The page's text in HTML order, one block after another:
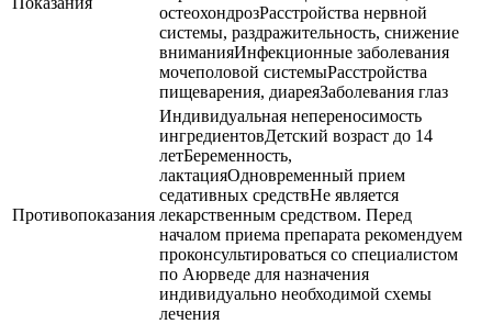
остеохондрозРасстройства нервной
системы, раздражительность, снижение
вниманияИнфекционные заболевания
мочеполовой системыРасстройства
пищеварения, диареяЗаболевания глаз
Противопоказания
Индивидуальная непереносимость
ингредиентовДетский возраст до 14
летБеременность,
лактацияОдновременный прием
седативных средствНе является
лекарственным средством. Перед
началом приема препарата рекомендуем
проконсультироваться со специалистом
по Аюрведе для назначения
индивидуально необходимой схемы
лечения